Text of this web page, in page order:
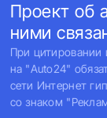
Проект об
ними
При
на "Auto24"
сети Интернет
со знаком